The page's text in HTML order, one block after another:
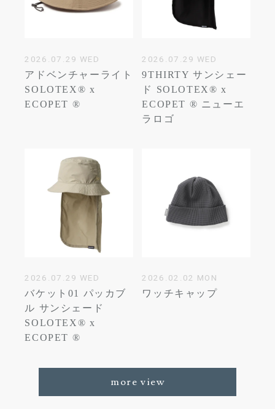
2026.07.29 WED
アドベンチャーライト
SOLOTEX® x
ECOPET ®
2026.07.29 WED
9THIRTY サンシェー
ド SOLOTEX® x
ECOPET ® ニューエ
ラロゴ
2026.07.29 WED
バケット01 パッカブ
ル サンシェード
SOLOTEX® x
ECOPET ®
2026.02.02 MON
ワッチキャップ
more view